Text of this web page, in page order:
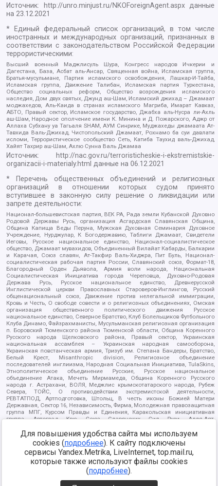
Источник: http://unro.minjust.ru/NKOForeignAgent.aspxданные
на23.12.2021
* Единый федеральный список организаций, в том числе
иностранных и международных организаций, признанных в
соответствии с законодательством Российской Федерации
террористическими:
Высший военный Маджлисуль Шура, Конгресс народов Ичкерии и
Дагестана, База, Асбат аль-Ансар, Священная война, Исламская группа,
Братья-мусульмане, Партия исламского освобождения, Лашкар-И-Тайба,
Исламская группа, Движение Талибан, Исламская партия Туркестана,
Общество социальных реформ, Общество возрождения исламского
наследия, Дом двух святых, Джунд аш-Шам, Исламский джихад – Джамаат
моджахедов, Аль-Каида в странах исламского Магриба, Имарат Кавказ,
АБТО, Правый сектор, Исламское государство, Джабха аль-Нусра ли-Ахль
аш-Шам, Народное ополчение имени К. Минина и Д. Пожарского, Аджр от
Аллаха Субхану уа Тагьаля SHAM, АУМ Синрике, Муджахеды джамаата Ат-
Тавхида Валь-Джихад, Чистопольский Джамаат, Рохнамо ба суи давлати
исломи, Террористическое сообщество Сеть, Катиба Таухид валь-Джихад,
Хайят Тахрир аш-Шам, Ахлю Сунна Валь Джамаа
Источник:
http://nac.gov.ru/terroristicheskie-i-ekstremistskie-
organizacii-i-materialy.html данные на06.12.2021
* Перечень общественных объединений и религиозных
организаций в отношении которых судом принято
вступившее в законную силу решение о ликвидации или
запрете деятельности:
Национал-большевистская партия, ВЕК РА, Рада земли Кубанской Духовно
Родовой Державы Русь, организация Асгардская Славянская Община,
Община Капища Веды Перуна, Мужская Духовная Семинария Духовное
Учреждение, Нурджулар, К Богодержавию, Таблиги Джамаат, Свидетели
Иеговы, Русское национальное единство, Национал-социалистическое
общество, Джамаат мувахидов, Объединенный Вилайат Кабарды, Балкарии
и Карачая, Союз славян, Ат-Такфир Валь-Хиджра, Пит Буль, Национал-
социалистическая рабочая партия России, Славянский союз, Формат-18,
Благородный Орден Дьявола, Армия воли народа, Национальная
Социалистическая Инициатива города Череповца, Духовно-Родовая
Держава Русь, Русское национальное единство, Древнерусской
Инглистической церкви Православных Староверов-Инглингов, Русский
общенациональный союз, Движение против нелегальной иммиграции,
Кровь и Честь, О свободе совести и о религиозных объединениях, Омская
организация общественного политического движения Русское
национальное единство, Северное Братство, Клуб Болельщиков Футбольного
Клуба Динамо, Файзрахманисты, Мусульманская религиозная организация
п. Боровский Тюменского района Тюменской области, Община Коренного
Русского народа Щелковского района, Правый сектор, Украинская
национальная ассамблея – Украинская народная самооборона,
Украинская повстанческая армия, Тризуб им. Степана Бандеры, Братство,
Белый Крест, Misanthropic division, Религиозное объединение
последователей инглиизма, Народная Социальная Инициатива, TulaSkins,
Этнополитическое объединение Русские, Русское национальное
объединение Атака, Мечеть Мирмамеда, Община Коренного Русского
народа г. Астрахани, ВОЛЯ, Меджлис крымскотатарского народа, Рубеж
Севера, ТОЙС, О противодействии экстремистской деятельности,
РЕВТАТПОД, Артподготовка, Штольц, В честь иконы Божией Матери
Державная, Сектор 16, Независимость, Фирма, Молодежная правозащитная
группа МПГ, Курсом Правды и Единения, Каракольская инициативная
группа, Автоград Крю, Союз Славянских Сил Руси, Алля-Аят,
Арестантское уголовное единство, Башкорт, Нация и свобода, W.H.С., Фалунь
Дафа, Иртыш Ultras, Русский Патриотический клуб-Новокузнецк/РПК,
Сибирский державный союз, Фонд борьбы с коррупцией, Фонд защиты прав
граждан, Штабы Навального, Совет граждан СССР Прикубанского округа г.
Краснодара
https://minjust.gov.ru/ru/documents/7822/
Для повышения удобства сайта мы используем
cookies (подробнее). К сайту подключены
сервисы Yandex.Metrika, LiveInternet, top.mail.ru,
которые также используют файлы cookies
(подробнее).